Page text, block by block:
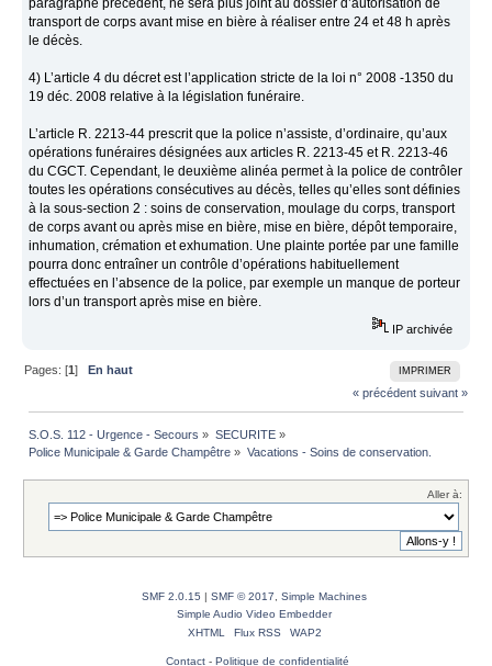
paragraphe précédent, ne sera plus joint au dossier d’autorisation de
transport de corps avant mise en bière à réaliser entre 24 et 48 h après
le décès.
4) L’article 4 du décret est l’application stricte de la loi n° 2008 -1350 du
19 déc. 2008 relative à la législation funéraire.
L’article R. 2213-44 prescrit que la police n’assiste, d’ordinaire, qu’aux
opérations funéraires désignées aux articles R. 2213-45 et R. 2213-46
du CGCT. Cependant, le deuxième alinéa permet à la police de contrôler
toutes les opérations consécutives au décès, telles qu’elles sont définies
à la sous-section 2 : soins de conservation, moulage du corps, transport
de corps avant ou après mise en bière, mise en bière, dépôt temporaire,
inhumation, crémation et exhumation. Une plainte portée par une famille
pourra donc entraîner un contrôle d’opérations habituellement
effectuées en l’absence de la police, par exemple un manque de porteur
lors d’un transport après mise en bière.
IP archivée
IMPRIMER
Pages: [1]En haut
« précédent suivant »
S.O.S. 112 - Urgence - Secours » SECURITE»
Police Municipale & Garde Champêtre » Vacations - Soins de conservation.
Aller à:
SMF 2.0.15 | SMF © 2017
Simple Machines
Simple Audio Video Embedder
XHTML
Flux RSS WAP2
Contact- Politique de confidentialité